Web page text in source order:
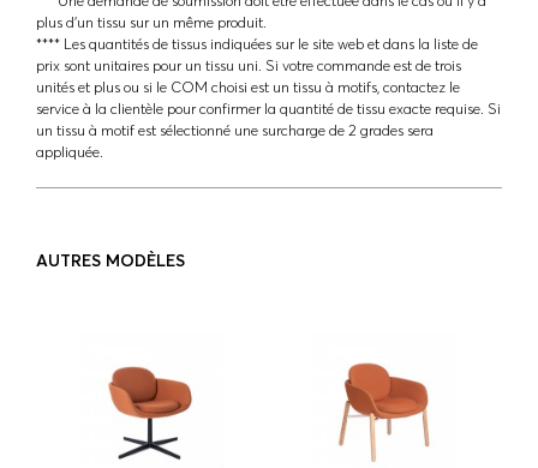
plus d'un tissu sur un même produit.
**** Les quantités de tissus indiquées sur le site web et dans la liste de
prix sont unitaires pour un tissu uni. Si votre commande est de trois
unités et plus ou si le COM choisi est un tissu à motifs, contactez le
service à la clientèle pour confirmer la quantité de tissu exacte requise. Si
un tissu à motif est sélectionné une surcharge de 2 grades sera
appliquée.
AUTRES MODÈLES